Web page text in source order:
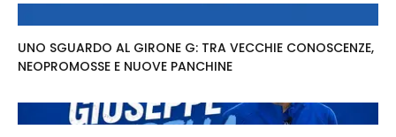
UNO SGUARDO AL GIRONE G: TRA VECCHIE CONOSCENZE,
NEOPROMOSSE E NUOVE PANCHINE